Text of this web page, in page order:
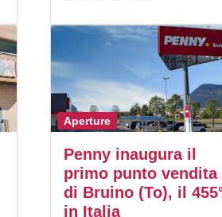
Aperture
Penny inaugura il
primo punto vendita
di Bruino (To), il
in Italia